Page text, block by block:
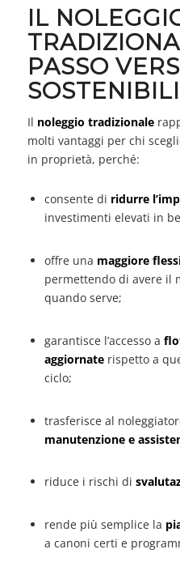
IL
PASSO
Il noleggio tradizionale
molti vantaggi per chi
in proprietà, perché:
consente di ridurre
investimenti elevati in
offre una maggiore
permettendo di avere il
quando serve;
garantisce l’accesso a
aggiornaterispetto a
ciclo;
trasferisce al
manutenzione e
riduce i rischi di
rende più semplice la
a canoni certi e